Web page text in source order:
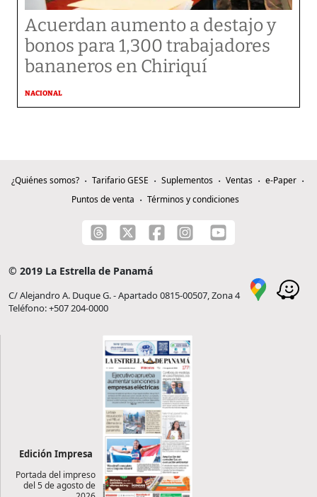
Acuerdan aumento a destajo y
bonos para 1,300 trabajadores
bananeros en Chiriquí
NACIONAL
¿Quiénes somos? Tarifario GESE Suplementos Ventas
e-Paper
Puntos de venta
Términos y condiciones
© 2019 La Estrella de Panamá
C/ Alejandro A. Duque G. - Apartado 0815-00507, Zona 4
Teléfono: +507 204-0000
Edición Impresa
Portada del impreso
del 5 de agosto de